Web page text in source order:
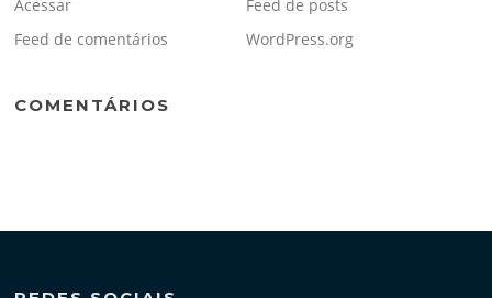
Acessar
Feed de posts
Feed de comentários
WordPress.org
COMENTÁRIOS